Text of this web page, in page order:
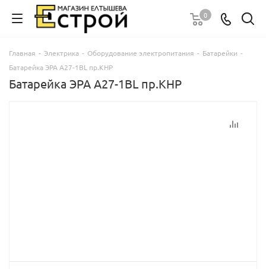
0
Главная - Электрика - Оборудование электропитания - Батарейки -
Батарейка ЭРА А27-1BL пр.КНР
Батарейка ЭРА А27-1BL пр.КНР